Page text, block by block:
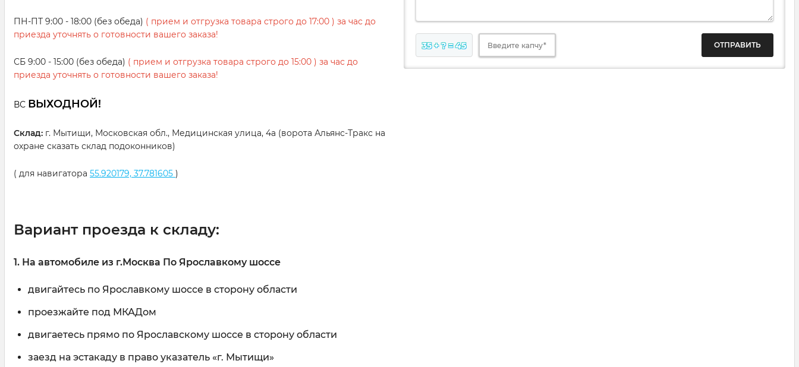
ПН-ПТ 9:00 - 18:00 (без обеда) ( прием и отгрузка товара строго до 17:00 ) за час до
приезда уточнять о готовности вашего заказа!
СБ 9:00 - 15:00 (без обеда) ( прием и отгрузка товара строго до 15:00 ) за час до
приезда уточнять о готовности вашего заказа!
ВС ВЫХОДНОЙ!
Склад: г. Мытищи, Московская обл., Медицинская улица, 4а (ворота Альянс-Тракс на
охране сказать склад подоконников)
( для навигатора 55.920179, 37.781605 )
Вариант проезда к складу:
1. На автомобиле из г.Москва По Ярославкому шоссе
двигайтесь по Ярославкому шоссе в сторону области
проезжайте под МКАДом
двигаетесь прямо по Ярославскому шоссе в сторону области
заезд на эстакаду в право указатель «г. Мытищи»
35 + ? = 45 Введите капчу* ОТПРАВИТЬ